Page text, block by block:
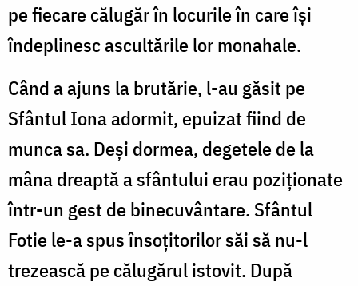
pe fiecare călugăr în locurile în care își
îndeplinesc ascultările lor monahale.
Când a ajuns la brutărie, l-au găsit pe
Sfântul Iona adormit, epuizat fiind de
munca sa. Deși dormea, degetele de la
mâna dreaptă a sfântului erau poziționate
într-un gest de binecuvântare. Sfântul
Fotie le-a spus însoțitorilor săi să nu-l
trezească pe călugărul istovit. După